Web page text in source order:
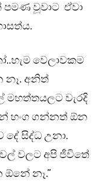
වූවාට ඒවා
වෙලාවකම
නෑ. අනිත්
මහත්තයලට වැරදි
හංග ගන්නත් ඕන
දේ සිද්ධ උනා.
වලට අපි ජීවිතේ
නෑ.”